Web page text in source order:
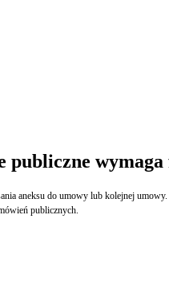
publiczne
aneksu do umowy lub kolejnej
publicznych.